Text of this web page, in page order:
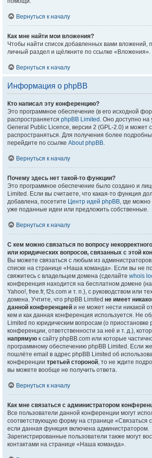
Вернуться к началу
Как мне найти мои вложения?
Чтобы найти список добавленных вами вложений,
личный раздел и щёлкните по ссылке «Вложения».
Вернуться к началу
Информация о phpBB
Кто написал эту конференцию?
Это программное обеспечение (в его исходной
распространяется phpBB Limited . Оно доступно на
General Public Licence, версии 2 (GPL-2.0) и может
распространяться. Для получения более
перейдите по ссылке About phpBB.
Вернуться к началу
Почему здесь нет такой-то функции?
Это программное обеспечение было создано и
Limited. Если вы считаете, что какая-то функция
добавлена, посетите Центр идей phpBB, где можно
уже поданные идеи или предложить собственные.
Вернуться к началу
С кем можно связаться по вопросу
или юридических вопросов, связанных с этой
Вы можете связаться с любым из
списке на странице «Наша команда». Если вы не
свяжитесь с владельцем домена (сделайте whois
конференция находится на бесплатном домене
Yahoo!, free.fr, f2s.com и т. п.), с руководством или
домена. Учтите, что phpBB Limited не имеет
данной конференцией и не может нести никакой
кем и как данная конференция используется. Не
Limited по юридическим вопросам (о приостановке
конференции, ответственности за неё и т. д.),
напрямую к сайту phpBB.com или которые
программному обеспечению phpBB Limited. Если
пошлёте email в адрес phpBB Limited об
конференции третьей стороной, то не ждите
вы можете вообще не получить ответа.
Вернуться к началу
Как мне связаться с администратором
Все пользователи данной конференции могут
соответствующую форму на странице «Связаться
если данная функция включена администратором.
Зарегистрированные пользователи также могут
контактами на странице «Наша команда».